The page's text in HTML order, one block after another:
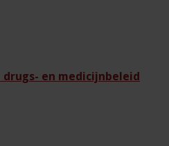
en medicijnbeleid